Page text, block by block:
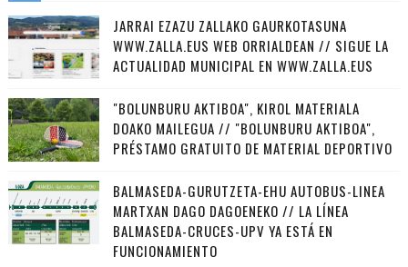
JARRAI EZAZU ZALLAKO GAURKOTASUNA
WWW.ZALLA.EUS WEB ORRIALDEAN // SIGUE LA
ACTUALIDAD MUNICIPAL EN WWW.ZALLA.EUS
"BOLUNBURU AKTIBOA", KIROL MATERIALA
DOAKO MAILEGUA // "BOLUNBURU AKTIBOA",
PRÉSTAMO GRATUITO DE MATERIAL DEPORTIVO
BALMASEDA-GURUTZETA-EHU AUTOBUS-LINEA
MARTXAN DAGO DAGOENEKO // LA LÍNEA
BALMASEDA-CRUCES-UPV YA ESTÁ EN
FUNCIONAMIENTO